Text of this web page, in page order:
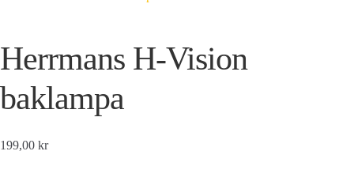
Herrmans H-Vision
baklampa
199,00 kr